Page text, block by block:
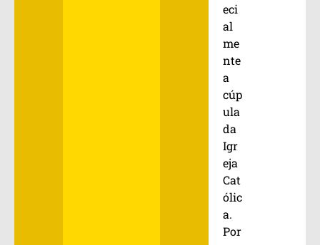
eci
al
me
nte
a
cúp
ula
da
Igr
eja
Cat
ólic
a.
Por